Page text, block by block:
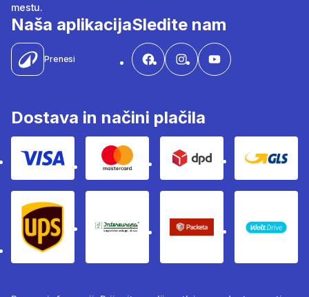
mestu.
Naša aplikacija
Prenesi
Sledite nam
Dostava in načini plačila
Visa Mastercard Dpd Gls
Ups Intereuropa Packeta Sledenje
WOLT